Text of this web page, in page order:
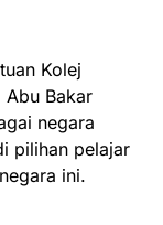
Kolej
Abu Bakar
negara
pilihan pelajar
ini.